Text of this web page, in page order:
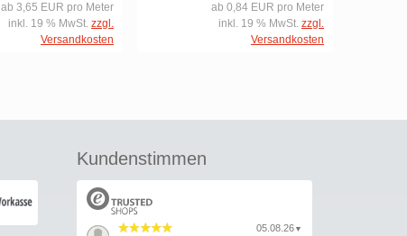
ab 3,65 EUR pro Meter
inkl. 19 % MwSt. zzgl.
Versandkosten
ab 0,84 EUR pro Meter
inkl. 19 % MwSt. zzgl.
Versandkosten
Kundenstimmen
05.08.26 ▼